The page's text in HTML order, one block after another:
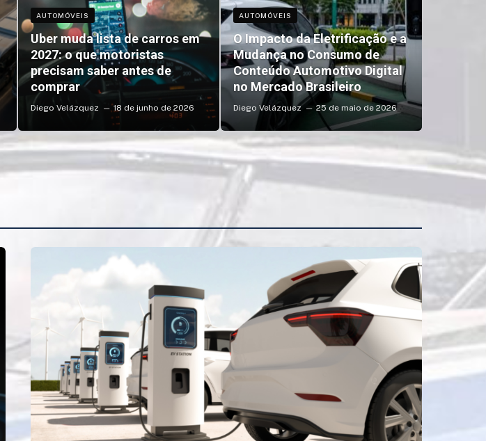
AUTOMÓVEIS
Uber muda lista de carros em
2027: o que motoristas
precisam saber antes de
comprar
Diego Velázquez 18 de junho de 2026
AUTOMÓVEIS
O Impacto da Eletrificação e a
Mudança no Consumo de
Conteúdo Automotivo Digital
no Mercado Brasileiro
Diego Velázquez 25 de maio de 2026